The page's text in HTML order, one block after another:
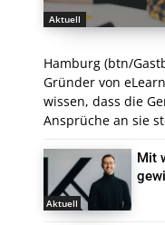
Aktuell
Hamburg (btn/
Gründer von
wissen, dass die
Ansprüche an sie
Aktuell
Mit